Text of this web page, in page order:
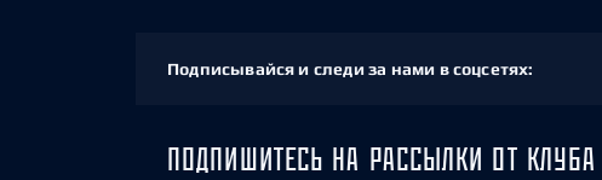
Подписывайся и следи за нами в соцсетях:
ПОДПИШИТЕСЬ НА РАССЫЛКИ ОТ КЛУБА